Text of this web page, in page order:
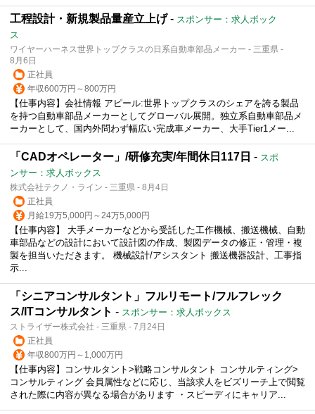
工程設計・新規製品量産立上げ- スポンサー：求人ボック
ス
ワイヤーハーネス世界トップクラスの日系自動車部品メーカー - 三重県 -
8月6日
正社員
年収600万円～800万円
【仕事内容】会社情報 アピール:世界トップクラスのシェアを誇る製品
を持つ自動車部品メーカーとしてグローバル展開。独立系自動車部品メ
ーカーとして、国内外問わず幅広い完成車メーカー、大手Tier1メー...
「CADオペレーター」/研修充実/年間休日117日 - スポ
ンサー：求人ボックス
株式会社テクノ・ライン - 三重県 - 8月4日
正社員
月給19万5,000円～24万5,000円
【仕事内容】 大手メーカーなどから受託した工作機械、搬送機械、自動
車部品などの設計において設計図の作成、製図データの修正・管理・複
製を担当いただきます。 機械設計/アシスタント 搬送機器設計、工事指
示...
「シニアコンサルタント」フルリモート/フルフレック
ス/ITコンサルタント - スポンサー：求人ボックス
ストライザー株式会社 - 三重県 - 7月24日
正社員
年収800万円～1,000万円
【仕事内容】コンサルタント>戦略コンサルタント コンサルティング>
コンサルティング 会員属性などに応じ、当該求人をビズリーチ上で閲覧
された際に内容が異なる場合があります ・スピーディにキャリア...